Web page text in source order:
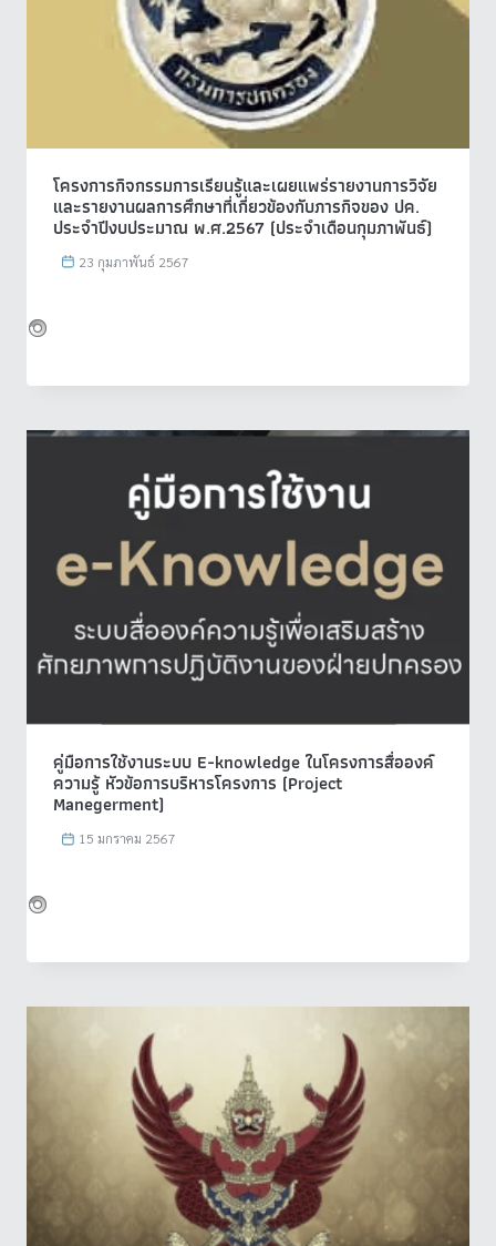
โครงการกิจกรรมการเรียนรู้และเผยแพร่รายงานการวิจัย
และรายงานผลการศึกษาที่เกี่ยวข้องกับภารกิจของ ปค.
ประจำปีงบประมาณ พ.ศ.2567 (ประจำเดือนกุมภาพันธ์)
23 กุมภาพันธ์ 2567
คู่มือการใช้งานระบบ E-knowledge ในโครงการสื่อองค์
ความรู้ หัวข้อการบริหารโครงการ (Project
Manegerment)
15 มกราคม 2567